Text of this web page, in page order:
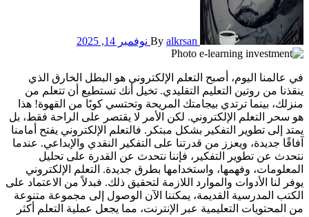
By alkrsan نوفمبر 14, 2025
في عالمنا اليوم، أصبح التعلم الإلكتروني هو البطل الخارق الذي
ينقذنا من روتين التعليم التقليدي. تخيل أنك تستطيع أن تتعلم من
منزلك، بينما ترتدي بيجامتك المريحة وتحتسي كوبًا من القهوة! هذا
هو سحر التعلم الإلكتروني. لكن الأمر لا يقتصر على الراحة فقط، بل
يمتد إلى تطوير التفكير بشكل مبتكر. فالتعلم الإلكتروني يفتح أمامنا
آفاقًا جديدة، ويعزز من قدرتنا على التفكير النقدي والإبداعي. عندما
نتحدث عن تطوير التفكير، فإننا نتحدث عن القدرة على تحليل
المعلومات، وفهمها، واستخدامها بطرق جديدة. التعلم الإلكتروني
يوفر لنا الأدوات والموارد اللازمة لتحقيق ذلك. فبدلاً من الاعتماد على
الكتب المدرسية القديمة، يمكننا الآن الوصول إلى مجموعة متنوعة
من المحتويات التعليمية عبر الإنترنت، مما يجعل عملية التعلم أكثر